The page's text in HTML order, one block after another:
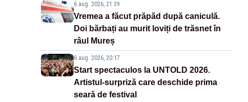
6 aug. 2026, 21:39
Vremea a făcut prăpăd după caniculă.
Doi bărbați au murit loviți de trăsnet în
râul Mureș
6 aug. 2026, 20:17
Start spectaculos la UNTOLD 2026.
Artistul-surpriză care deschide prima
seară de festival